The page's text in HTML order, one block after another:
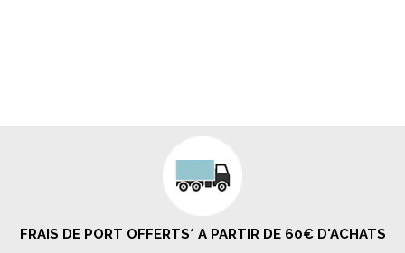
FRAIS DE PORT OFFERTS* A PARTIR DE 60€ D'ACHATS